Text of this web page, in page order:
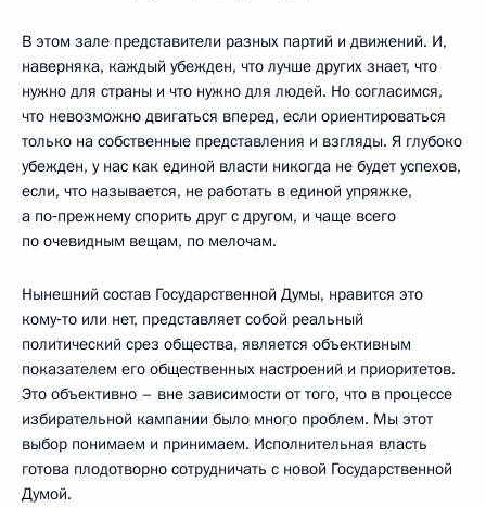
В этом зале представители разных партий и движений. И,
наверняка, каждый убежден, что лучше других знает, что
нужно для страны и что нужно для людей. Но согласимся,
что невозможно двигаться вперед, если ориентироваться
только на собственные представления и взгляды. Я глубоко
убежден, у нас как единой власти никогда не будет успехов,
если, что называется, не работать в единой упряжке,
а по‑прежнему спорить друг с другом, и чаще всего
по очевидным вещам, по мелочам.
Нынешний состав Государственной Думы, нравится это
кому‑то или нет, представляет собой реальный
политический срез общества, является объективным
показателем его общественных настроений и приоритетов.
Это объективно – вне зависимости от того, что в процессе
избирательной кампании было много проблем. Мы этот
выбор понимаем и принимаем. Исполнительная власть
готова плодотворно сотрудничать с новой Государственной
Думой.